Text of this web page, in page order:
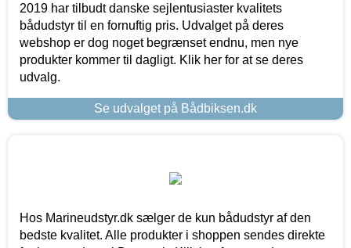
2019 har tilbudt danske sejlentusiaster kvalitets
bådudstyr til en fornuftig pris. Udvalget på deres
webshop er dog noget begrænset endnu, men nye
produkter kommer til dagligt. Klik her for at se deres
udvalg.
Se udvalget på Bådbiksen.dk
Hos Marineudstyr.dk sælger de kun bådudstyr af den
bedste kvalitet. Alle produkter i shoppen sendes direkte